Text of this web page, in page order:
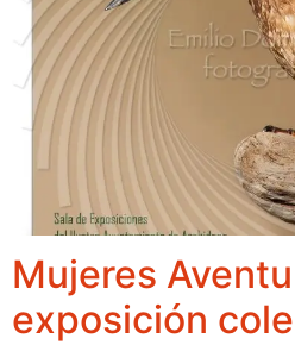
Mujeres
exposición